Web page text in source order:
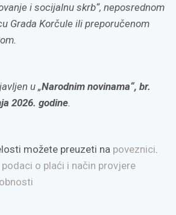
i socijalnu skrb“, neposrednom
Grada Korčule ili preporučenom
u „Narodnim novinama“, br.
2026. godine.
možete preuzeti na poveznici.
o plaći i način provjere